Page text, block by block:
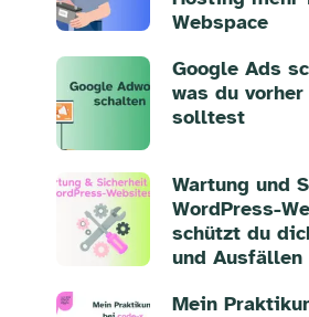
Webspace
Google Ads
was du
solltest
Wartung und
WordPress-
schützt du
und Ausfällen
Mein